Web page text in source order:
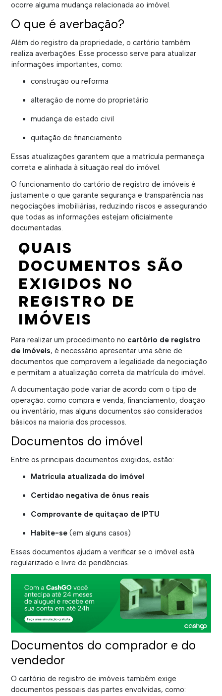
ocorre alguma mudança relacionada ao imóvel.
O que é averbação?
Além do registro da propriedade, o cartório também
realiza averbações. Esse processo serve para atualizar
informações importantes, como:
construção ou reforma
alteração de nome do proprietário
mudança de estado civil
quitação de financiamento
Essas atualizações garantem que a matrícula permaneça
correta e alinhada à situação real do imóvel.
O funcionamento do cartório de registro de imóveis é
justamente o que garante segurança e transparência nas
negociações imobiliárias, reduzindo riscos e assegurando
que todas as informações estejam oficialmente
documentadas.
QUAIS
DOCUMENTOS SÃO
EXIGIDOS NO
REGISTRO DE
IMÓVEIS
Para realizar um procedimento no cartório de registro
de imóveis, é necessário apresentar uma série de
documentos que comprovem a legalidade da negociação
e permitam a atualização correta da matrícula do imóvel.
A documentação pode variar de acordo com o tipo de
operação: como compra e venda, financiamento, doação
ou inventário, mas alguns documentos são considerados
básicos na maioria dos processos.
Documentos do imóvel
Entre os principais documentos exigidos, estão:
Matrícula atualizada do imóvel
Certidão negativa de ônus reais
Comprovante de quitação de IPTU
Habite-se (em alguns casos)
Esses documentos ajudam a verificar se o imóvel está
regularizado e livre de pendências.
Documentos do comprador e do
vendedor
O cartório de registro de imóveis também exige
documentos pessoais das partes envolvidas, como: